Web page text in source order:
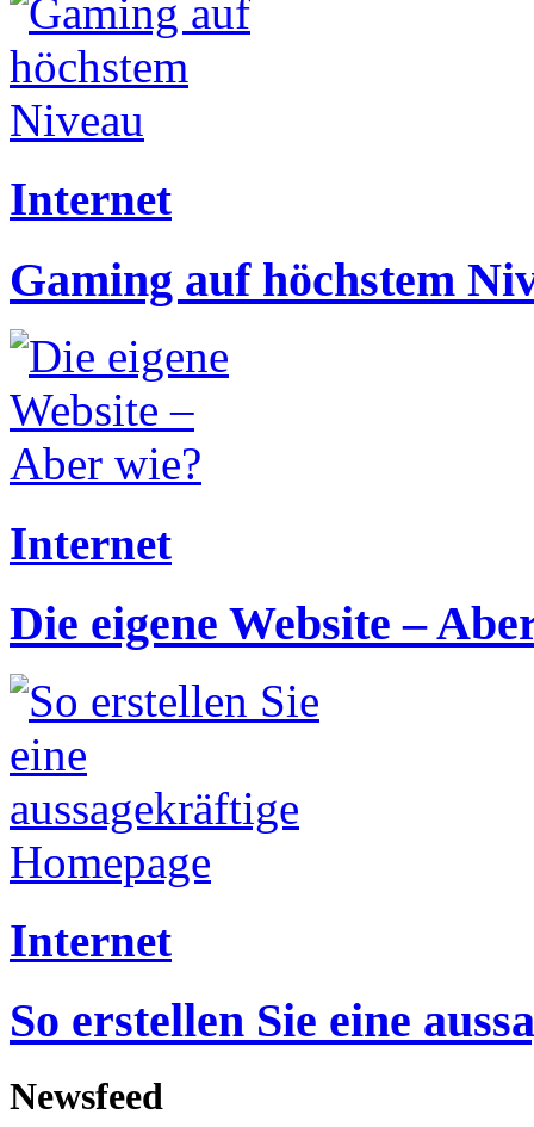
Internet
Gaming auf höchstem
Internet
Die eigene Website –
Internet
So erstellen Sie eine
Newsfeed